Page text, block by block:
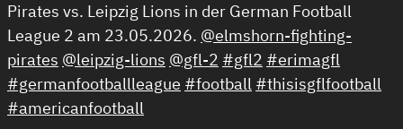
Pirates vs. Leipzig Lions in der German Football
League 2 am 23.05.2026. @elmshorn-fighting-
pirates @leipzig-lions @gfl-2 #gfl2 #erimagfl
#germanfootballleague #football #thisisgflfootball
#americanfootball